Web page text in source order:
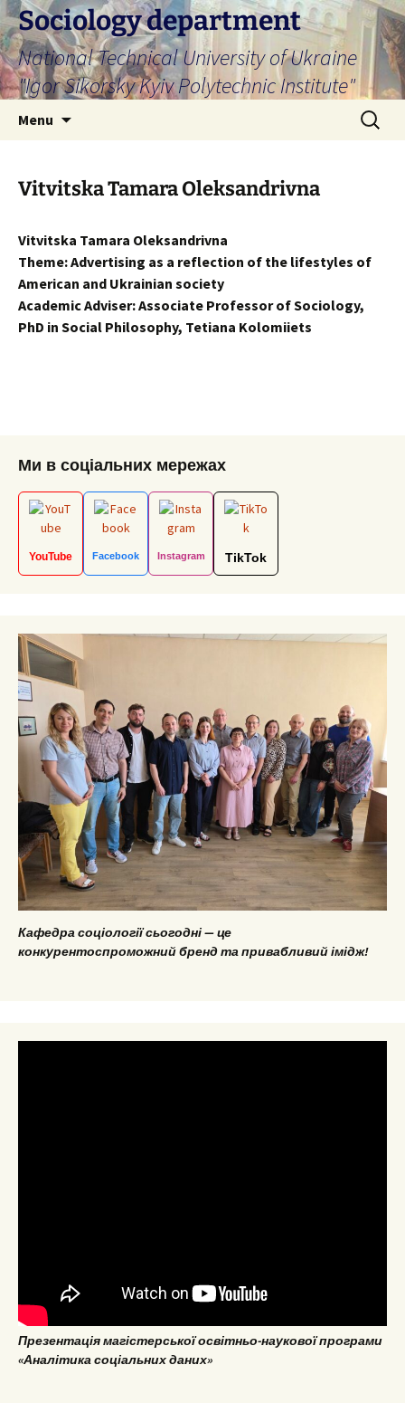
Skip
to
content
Sociology department
National Technical University of Ukraine
"Igor Sikorsky Kyiv Polytechnic Institute"
Menu
Search
for:
Vitvitska Tamara Oleksandrivna
Vitvitska Tamara Oleksandrivna
Theme:Advertising as a reflection of the lifestyles of
American and Ukrainian society
Academic Adviser: Associate Professor of Sociology,
PhD in Social Philosophy, Tetiana Kolomiiets
Ми в соціальних мережах
YouTube Facebook Instagram TikTok
Кафедра соціології сьогодні — це
конкурентоспроможний бренд та привабливий імідж!
Презентація магістерської освітньо-наукової програми
«Аналітика соціальних даних»